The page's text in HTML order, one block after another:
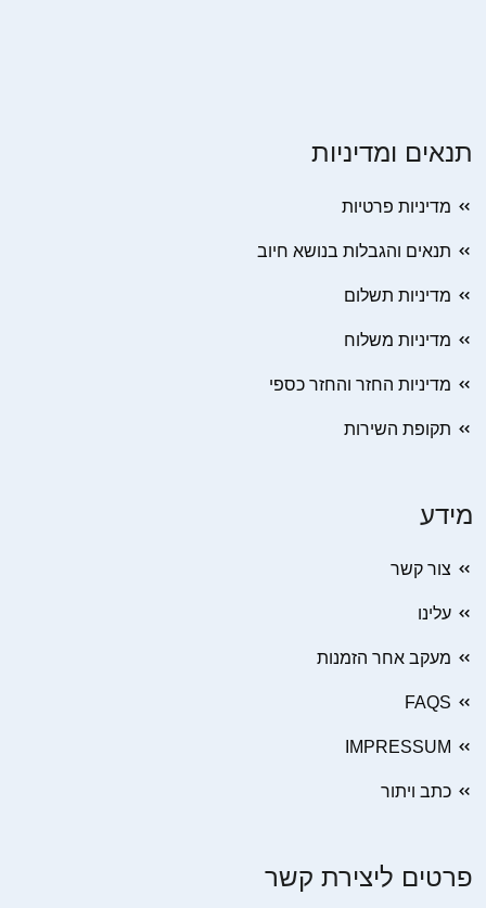
תנאים ומדיניות
מדיניות פרטיות
תנאים והגבלות בנושא חיוב
מדיניות תשלום
מדיניות משלוח
מדיניות החזר והחזר כספי
תקופת השירות
מידע
צור קשר
עלינו
מעקב אחר הזמנות
FAQS
IMPRESSUM
כתב ויתור
פרטים ליצירת קשר